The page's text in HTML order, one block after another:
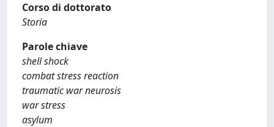
Corso di dottorato
Storia
Parole chiave
shell shock
combat stress reaction
traumatic war neurosis
war stress
asylum